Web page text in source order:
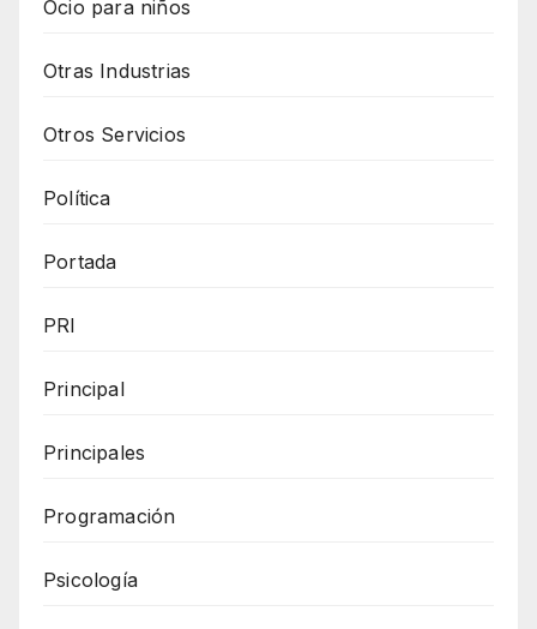
Ocio para niños
Otras Industrias
Otros Servicios
Política
Portada
PRI
Principal
Principales
Programación
Psicología